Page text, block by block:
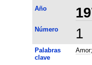
Año
Número 1
Palabras
clave
Amor;